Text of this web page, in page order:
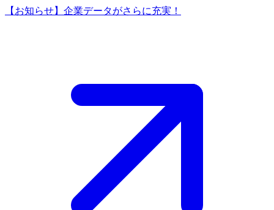
【お知らせ】企業データがさらに充実！